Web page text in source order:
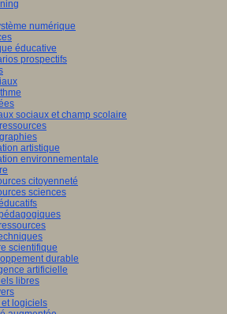
numérique
éducative
prospectifs
sociaux et champ scolaire
artistique
environnementale
citoyenneté
sciences
scientifique
durable
artificielle
libres
et logiciels